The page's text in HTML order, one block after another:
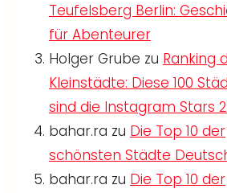
Teufelsberg Berlin:
für Abenteurer
Holger Grube zu Ranking
Kleinstädte: Diese 100
sind die Instagram Stars
bahar.ra zu Die Top 10 der
schönsten Städte
bahar.ra zu Die Top 10 der